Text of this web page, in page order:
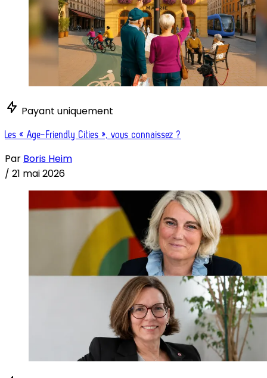
Payant uniquement
Les « Age-Friendly Cities », vous connaissez ?
Par Boris Heim
/ 21 mai 2026